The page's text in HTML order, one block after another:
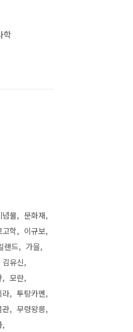
학
념물
문화재
고학
이규보
랜드
가을
김유신
모란
라
투탕카멘
관
무령왕릉